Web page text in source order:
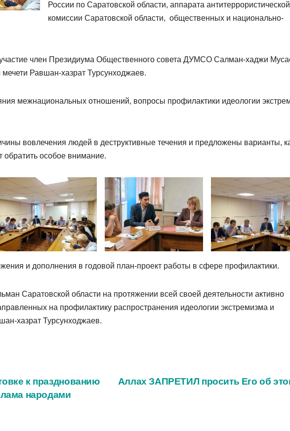
России по Саратовской области, аппарата антитеррористической
комиссии Саратовской области, общественных и национально-
член Президиума Общественного совета ДУМСО Салман-хаджи
Равшан-хазрат Турсунходжаев.
межнациональных отношений, вопросы профилактики идеологии
вовлечения людей в деструктивные течения и предложены варианты,
обратить особое внимание.
и дополнения в годовой план-проект работы в сфере профилактики.
Саратовской области на протяжении всей своей деятельности активно
на профилактику распространения идеологии экстремизма и
хазрат Турсунходжаев.
Аллах ЗАПРЕТИЛ просить Его об
к празднованию
народами